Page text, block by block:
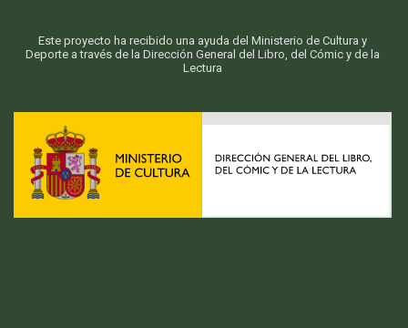
Este proyecto ha recibido una ayuda del Ministerio de Cultura y
Deporte a través de la Dirección General del Libro, del Cómic y de la
Lectura